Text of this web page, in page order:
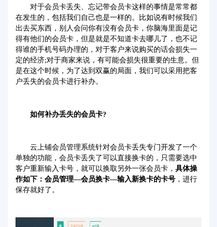
对于会员卡丢失、忘记带会员卡这样的事情是常常都
在发生的，包括我们自己也是一样的。比如说有时候我们
出去买东西，别人会问你有没有会员卡，你脑海里面是记
得有他们的会员卡，但是就是不知道卡去哪儿了，也不记
得谁的手机号码办理的，对于客户来说购买的话会损失一
定的经济;对于商家来说，有可能会损失很重要的生意。但
是在这个时候，为了达到双赢的局面，我们可以采用把客
户丢失的会员卡进行补办。
如何补办丢失的会员卡?
云上铺会员管理系统针对会员卡丢失专门开发了一个
单独的功能，会员卡丢失了可以直接换卡的，只需要选中
客户重新输入卡号，就可以换取另外一张会员卡， 具体操
作如下：会员管理—会员换卡—输入新换卡的卡号 ，进行
保存就好了。